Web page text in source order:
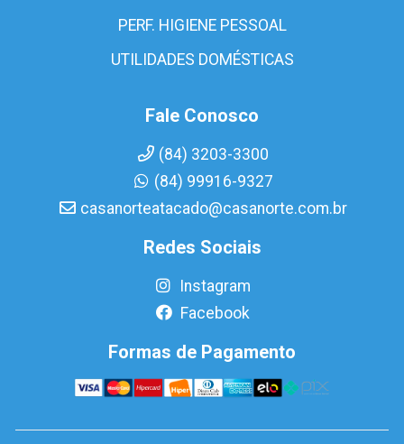
PERF. HIGIENE PESSOAL
UTILIDADES DOMÉSTICAS
Fale Conosco
(84) 3203-3300
(84) 99916-9327
casanorteatacado@casanorte.com.br
Redes Sociais
Instagram
Facebook
Formas de Pagamento